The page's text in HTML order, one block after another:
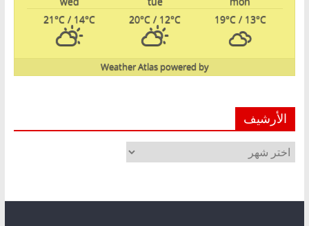
19°C/ 13°C
20°C / 12°C
21°C / 14°C
powered by
Weather Atlas
الأرشيف
الأرشيف